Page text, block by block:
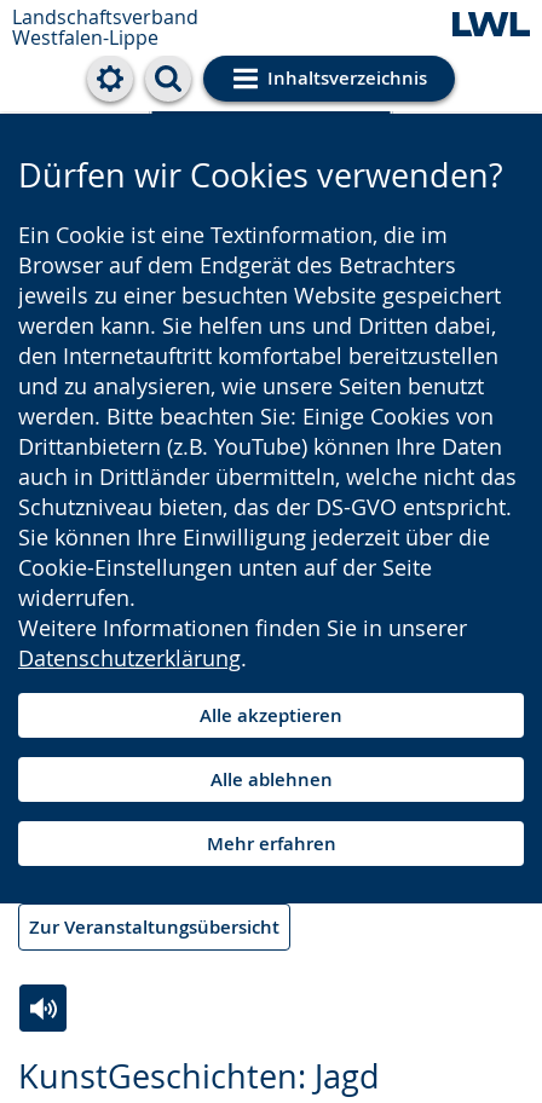
Landschaftsverband
Westfalen-Lippe
Inhaltsverzeichnis
Cookie-Einstellungen
Dürfen wir Cookies verwenden?
Ein Cookie ist eine Textinformation, die im
Browser auf dem Endgerät des Betrachters
jeweils zu einer besuchten Website gespeichert
werden kann. Sie helfen uns und Dritten dabei,
den Internetauftritt komfortabel bereitzustellen
und zu analysieren, wie unsere Seiten benutzt
werden. Bitte beachten Sie: Einige Cookies von
Drittanbietern (z.B. YouTube) können Ihre Daten
auch in Drittländer übermitteln, welche nicht das
Schutzniveau bieten, das der DS-GVO entspricht.
Sie können Ihre Einwilligung jederzeit über die
Cookie-Einstellungen unten auf der Seite
widerrufen.
Weitere Informationen finden Sie in unserer
Datenschutzerklärung.
Alle akzeptieren
Alle ablehnen
Mehr erfahren
Zur Veranstaltungsübersicht
KunstGeschichten: Jagd
Leichten
Audio-
Video